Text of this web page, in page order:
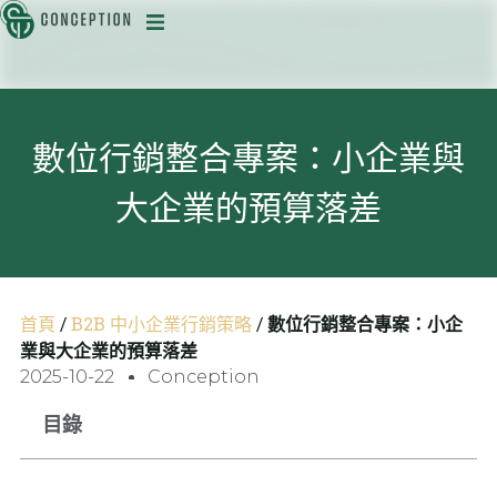
數位行銷整合專案：小企業與
大企業的預算落差
首頁 /B2B 中小企業行銷策略 /數位行銷整合專案：小企
業與大企業的預算落差
2025-10-22 Conception
目錄